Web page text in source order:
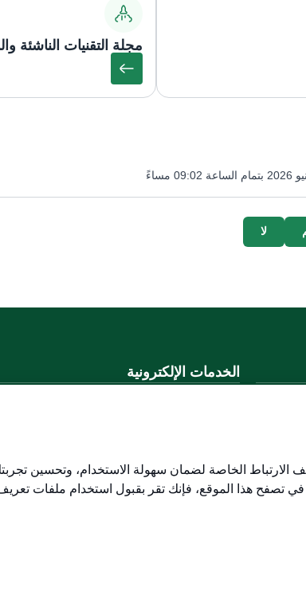
مجلة التقنيات الناشئة
لا
الخدمات الإلكترونية
إنجاز
الارتباط الخاصة لضمان سهولة الاستخدام، وتحسين
تصفح هذا الموقع، فإنك تقر بقبول استخدام ملفات